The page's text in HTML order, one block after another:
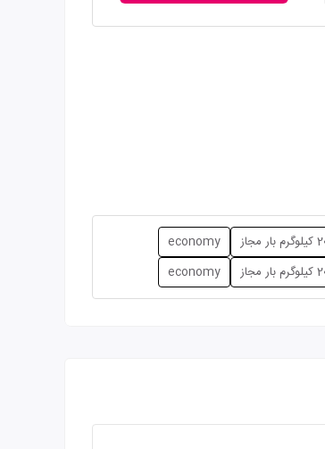
بار مجاز economy
بار مجاز economy